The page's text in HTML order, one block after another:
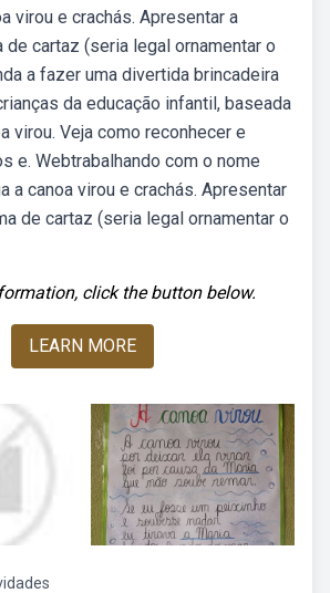
virou e crachás. Apresentar a
de cartaz (seria legal ornamentar o
a fazer uma divertida brincadeira
da educação infantil, baseada
virou. Veja como reconhecer e
e. Webtrabalhando com o nome
a canoa virou e crachás. Apresentar
de cartaz (seria legal ornamentar o
click the button below.
LEARN MORE